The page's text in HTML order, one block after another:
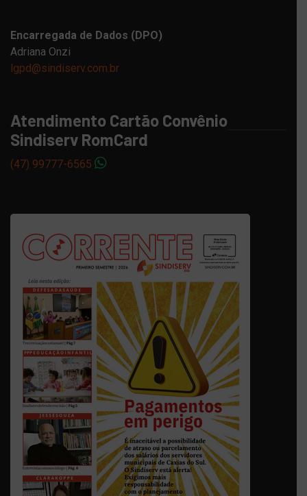
Encarregada de Dados (DPO)
Adriana Onzi
lgpd@sindiserv.com.br
Atendimento Cartão Convênio
Sindiserv RomCard
(47) 99777-6565